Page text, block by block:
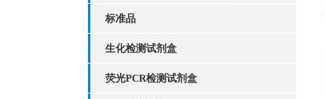
标准品
生化检测试剂盒
荧光PCR检测试剂盒